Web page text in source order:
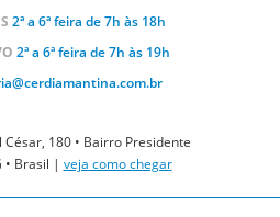
2ª a 6ª feira de 7h às 18h
2ª a 6ª feira de 7h às 19h
César, 180 • Bairro Presidente
• Brasil | veja como chegar